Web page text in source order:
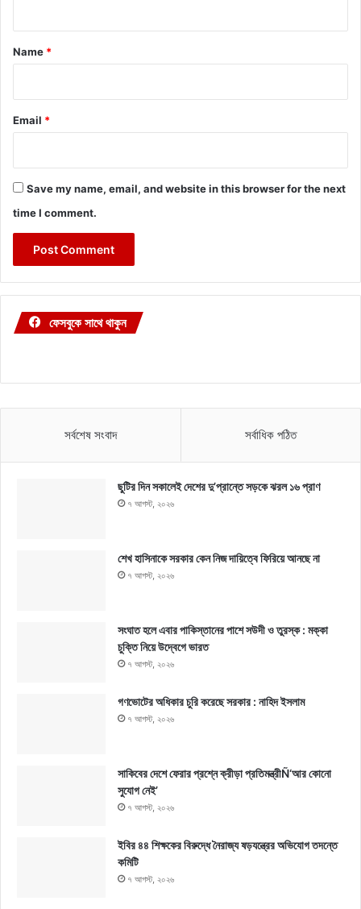
*
Name *
Email *
Save my name, email, and website in this browser for the next
time I comment.
ফেসবুকে সাথে থাকুন
সর্বশেষ সংবাদ সর্বাধিক পঠিত
ছুটির দিন সকালেই দেশের দু’প্রান্তে সড়কে ঝরল ১৬ প্রাণ
৭ আগস্ট, ২০২৬
শেখ হাসিনাকে সরকার কেন নিজ দায়িত্বে ফিরিয়ে আনছে না
৭ আগস্ট, ২০২৬
সংঘাত হলে এবার পাকিস্তানের পাশে সউদী ও তুরস্ক : মক্কা
চুক্তি নিয়ে উদ্বেগে ভারত
৭ আগস্ট, ২০২৬
গণভোটের অধিকার চুরি করেছে সরকার : নাহিদ ইসলাম
৭ আগস্ট, ২০২৬
সাকিবের দেশে ফেরার প্রশ্নে ক্রীড়া প্রতিমন্ত্রীÑ‘আর কোনো
সুযোগ নেই’
৭ আগস্ট, ২০২৬
ইবির ৪৪ শিক্ষকের বিরুদ্ধে নৈরাজ্য ষড়যন্ত্রের অভিযোগ তদন্তে
কমিটি
৭ আগস্ট, ২০২৬